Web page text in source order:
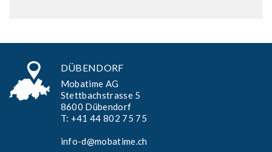
DÜBENDORF
Mobatime AG
Stettbachstrasse 5
8600 Dübendorf
T: +41 44 802 75 75
info-d@mobatime.ch